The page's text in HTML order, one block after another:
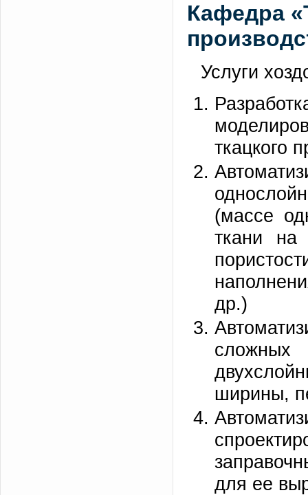
Кафедра
Услуги
ткацкого
(массе
ткани
др.)
ширины,
для ее